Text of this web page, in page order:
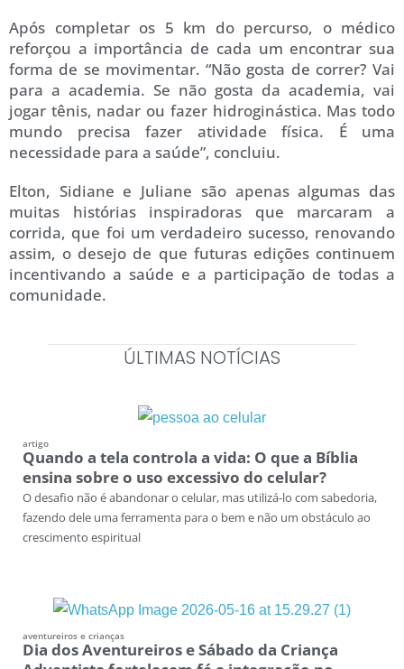
Após completar os 5 km do percurso, o médico
reforçou a importância de cada um encontrar sua
forma de se movimentar. “Não gosta de correr? Vai
para a academia. Se não gosta da academia, vai
jogar tênis, nadar ou fazer hidroginástica. Mas todo
mundo precisa fazer atividade física. É uma
necessidade para a saúde”, concluiu.
Elton, Sidiane e Juliane são apenas algumas das
muitas histórias inspiradoras que marcaram a
corrida, que foi um verdadeiro sucesso, renovando
assim, o desejo de que futuras edições continuem
incentivando a saúde e a participação de todas a
comunidade.
ÚLTIMAS NOTÍCIAS
artigo
Quando a tela controla a vida: O que a Bíblia
ensina sobre o uso excessivo do celular?
O desafio não é abandonar o celular, mas utilizá-lo com sabedoria,
fazendo dele uma ferramenta para o bem e não um obstáculo ao
crescimento espiritual
aventureiros e crianças
Dia dos Aventureiros e Sábado da Criança